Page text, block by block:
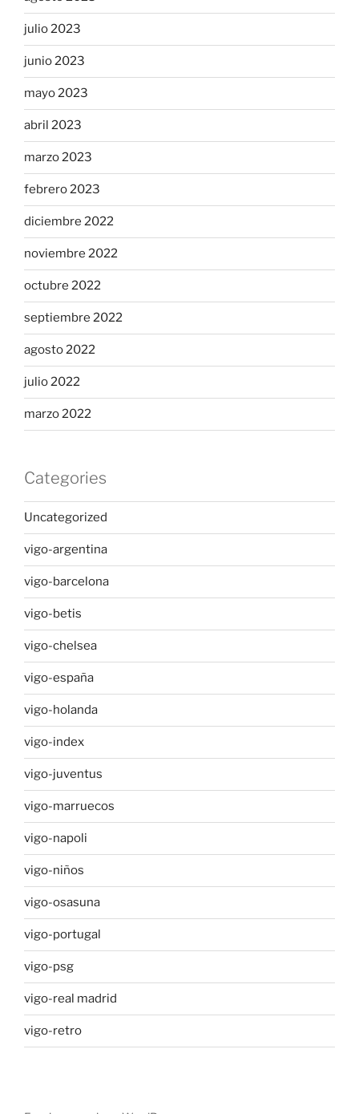
julio 2023
junio 2023
mayo 2023
abril 2023
marzo 2023
febrero 2023
diciembre 2022
noviembre 2022
octubre 2022
septiembre 2022
agosto 2022
julio 2022
marzo 2022
Categories
Uncategorized
vigo-argentina
vigo-barcelona
vigo-betis
vigo-chelsea
vigo-españa
vigo-holanda
vigo-index
vigo-juventus
vigo-marruecos
vigo-napoli
vigo-niños
vigo-osasuna
vigo-portugal
vigo-psg
vigo-real madrid
vigo-retro